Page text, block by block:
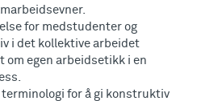
for medstudenter og
i det kollektive arbeidet
om egen arbeidsetikk i en
terminologi for å gi konstruktiv